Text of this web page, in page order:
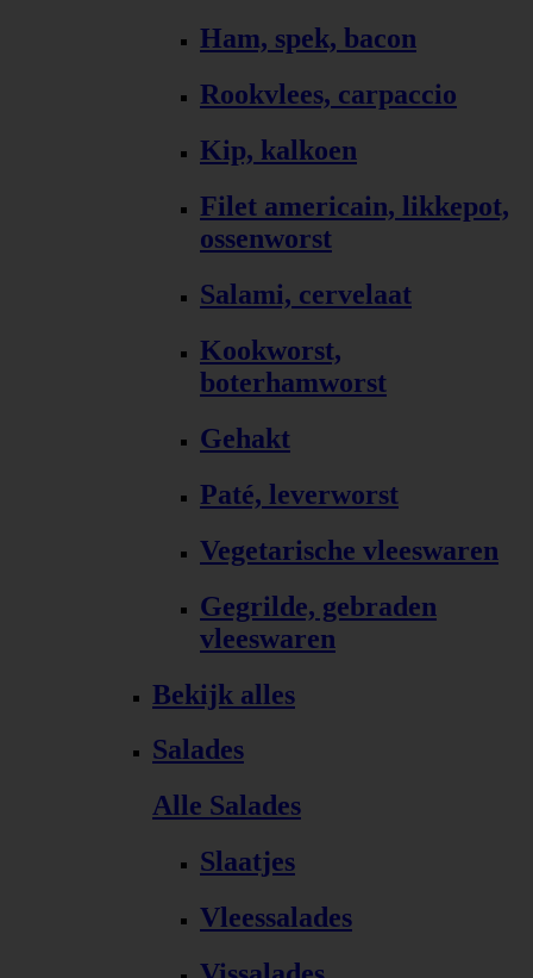
Ham, spek, bacon
Rookvlees, carpaccio
Kip, kalkoen
Filet americain, likkepot,
ossenworst
Salami, cervelaat
Kookworst,
boterhamworst
Gehakt
Paté, leverworst
Vegetarische vleeswaren
Gegrilde, gebraden
vleeswaren
Bekijk alles
Salades
Alle Salades
Slaatjes
Vleessalades